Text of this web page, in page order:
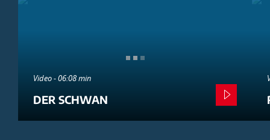
Video - 06:08 min
DER SCHWAN